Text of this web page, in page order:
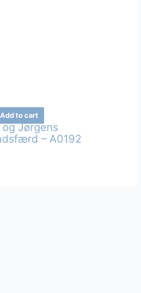
Add to cart
Jørgens
– A0192